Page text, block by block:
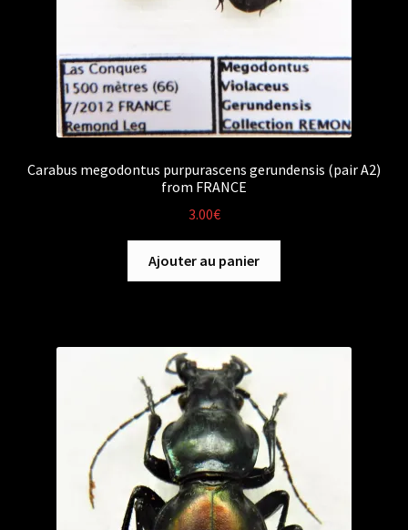
Carabus megodontus purpurascens gerundensis (pair A2)
from FRANCE
3.00€
Ajouter au panier